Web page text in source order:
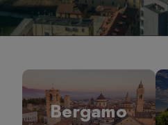
Bergamo